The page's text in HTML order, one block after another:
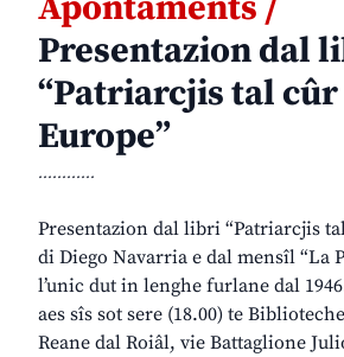
Presentazion dal
“Patriarcjis tal cûr
Europe”
............
Presentazion dal libri “Patriarcjis
di Diego Navarria e dal mensîl “La
l’unic dut in lenghe furlane dal
aes sîs sot sere (18.00) te
Reane dal Roiâl, vie Battaglione